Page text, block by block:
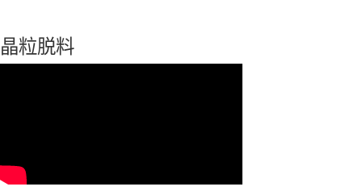
晶粒脱料